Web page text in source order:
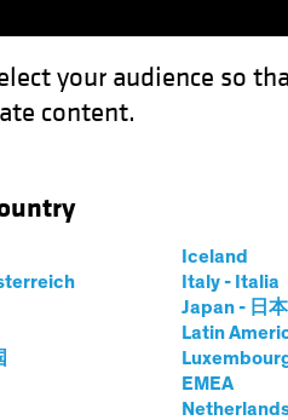
your audience so
content.
Iceland
Italy - Italia
Japan - 日本
Latin
EMEA